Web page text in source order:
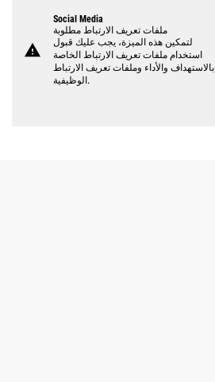
warning
Social Media
ملفات تعريف الارتباط مطلوبة
لتمكين هذه الميزة، يجب عليك قبول
استخدام ملفات تعريف الارتباط الخاصة
بالاستهداف والأداء وملفات تعريف الارتباط
الوظيفية.